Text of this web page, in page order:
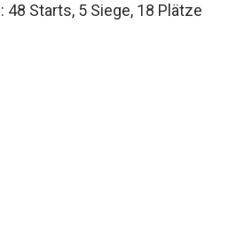
48 Starts, 5 Siege, 18 Plätze